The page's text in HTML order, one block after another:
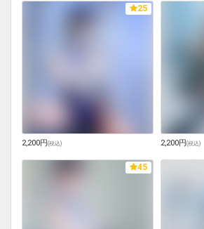
25
2,200円(税込) 2,200円(税込)
45